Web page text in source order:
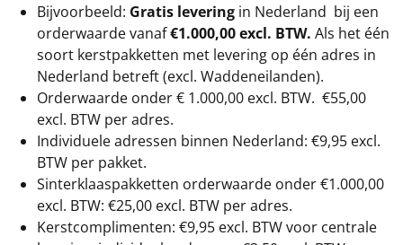
Bijvoorbeeld: Gratis levering in Nederland bij een
orderwaarde vanaf€1.000,00 excl. BTW. Als het één
soort kerstpakketten met levering op één adres in
Nederland betreft (excl. Waddeneilanden).
Orderwaarde onder € 1.000,00 excl. BTW. €55,00
excl. BTW per adres.
Individuele adressen binnen Nederland: €9,95 excl.
BTW per pakket.
Sinterklaaspakketten orderwaarde onder €1.000,00
excl. BTW: €25,00 excl. BTW per adres.
Kerstcomplimenten: €9,95 excl. BTW voor centrale